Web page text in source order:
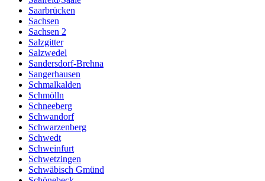
Saarbrücken
Sachsen
Sachsen 2
Salzgitter
Salzwedel
Sandersdorf-Brehna
Sangerhausen
Schmalkalden
Schmölln
Schneeberg
Schwandorf
Schwarzenberg
Schwedt
Schweinfurt
Schwetzingen
Schwäbisch Gmünd